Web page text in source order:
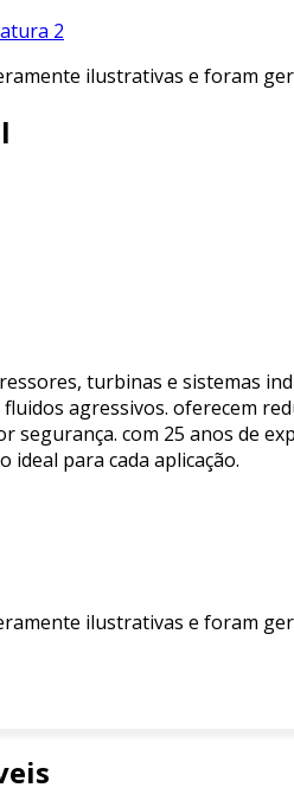
ilustrativas e foram
turbinas e sistemas
agressivos. oferecem
segurança. com 25 anos de
ideal para cada aplicação.
ilustrativas e foram